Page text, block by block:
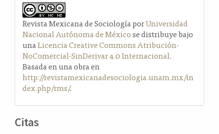
Revista Mexicana de Sociología porUniversidad
Nacional Autónoma de Méxicose distribuye bajo
unaLicencia Creative Commons Atribución-
NoComercial-SinDerivar 4.0 Internacional.
Basada en una obra en
http://revistamexicanadesociologia.unam.mx/in
dex.php/rms/.
Citas